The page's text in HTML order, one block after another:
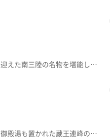
南三陸町の人気温泉宿が登場。太平洋を見渡す絶景露天風呂と旬を迎えた南三陸の名物を堪能します。【放送局】東日本放送【放送日】2025年4月24日(木)
この番組は2025年3月13日に放送されたものです。かつて伊達家の御殿湯も置かれた蔵王連峰の閑静な温泉地「青根温泉」良質な温泉と四季折々の会席料理が評判の宿が登場。冬の寒さで風味が増す、絶品〝寒ざらしそば〟も堪能します。